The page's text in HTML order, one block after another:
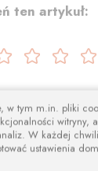
ten artykuł:
w tym m.in. pliki
witryny,
W każdej
ustawienia